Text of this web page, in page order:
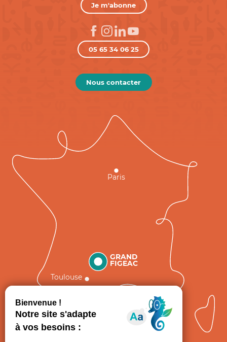
Je m'abonne
05 65 34 06 25
Nous contacter
GRAND
FIGEAC
Toulouse
Paris